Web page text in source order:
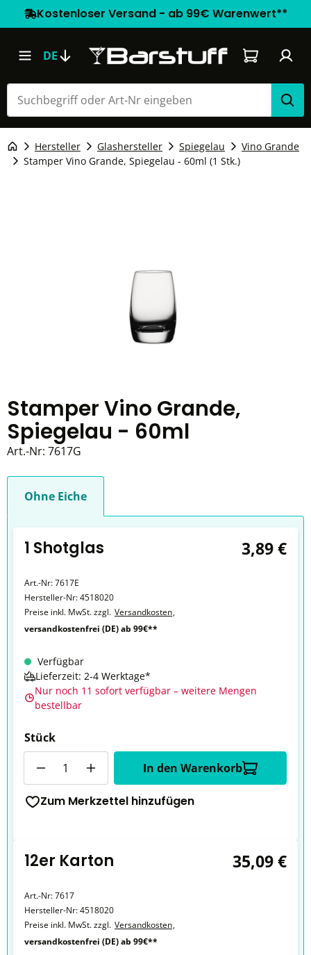
Kostenloser Versand - ab 99€ Warenwert**
DE Warenkorb
Hersteller Glashersteller Spiegelau
Vino Grande
Stamper Vino Grande, Spiegelau - 60ml (1 Stk.)
Stamper Vino Grande,
Spiegelau - 60ml
Art.-Nr: 7617G
Ohne Eiche
1 Shotglas 3,89 €
Art.-Nr:7617E
Hersteller-Nr:4518020
Preise inkl. MwSt. zzgl. Versandkosten,
versandkostenfrei (DE) ab 99€**
Verfügbar
Lieferzeit: 2-4 Werktage*
Nur noch 11 sofort verfügbar – weitere Mengen
bestellbar
Stück
In den Warenkorb
Zum Merkzettel hinzufügen
12er Karton 35,09 €
Art.-Nr:7617
Hersteller-Nr:4518020
Preise inkl. MwSt. zzgl. Versandkosten,
versandkostenfrei (DE) ab 99€**